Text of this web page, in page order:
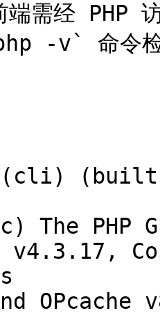
需经 PHP
-v` 命令检
(cli)
The PHP
v4.3.17,